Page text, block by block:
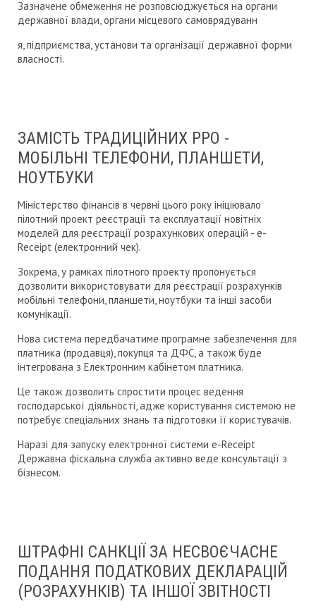
Зазначене обмеження не розповсюджується на органи
державної влади, органи місцевого самоврядуванн
я, підприємства, установи та організації державної форми
власності.
ЗАМІСТЬ ТРАДИЦІЙНИХ РРО -
МОБІЛЬНІ ТЕЛЕФОНИ, ПЛАНШЕТИ,
НОУТБУКИ
Міністерство фінансів в червні цього року ініціювало
пілотний проект реєстрації та експлуатації новітніх
моделей для реєстрації розрахункових операцій - e-
Receipt (електронний чек).
Зокрема, у рамках пілотного проекту пропонується
дозволити використовувати для реєстрації розрахунків
мобільні телефони, планшети, ноутбуки та інші засоби
комунікації.
Нова система передбачатиме програмне забезпечення для
платника (продавця), покупця та ДФС, а також буде
інтегрована з Електронним кабінетом платника.
Це також дозволить спростити процес ведення
господарської діяльності, адже користування системою не
потребує спеціальних знань та підготовки її користувачів.
Наразі для запуску електронної системи e-Receipt
Державна фіскальна служба активно веде консультації з
бізнесом.
ШТРАФНІ САНКЦІЇ ЗА НЕСВОЄЧАСНЕ
ПОДАННЯ ПОДАТКОВИХ ДЕКЛАРАЦІЙ
(РОЗРАХУНКІВ) ТА ІНШОЇ ЗВІТНОСТІ